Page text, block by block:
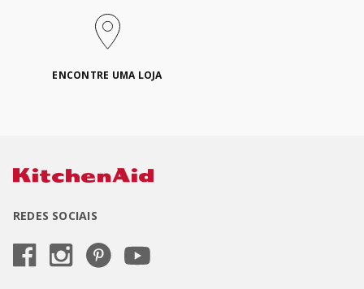
ENCONTRE UMA LOJA
REDES SOCIAIS